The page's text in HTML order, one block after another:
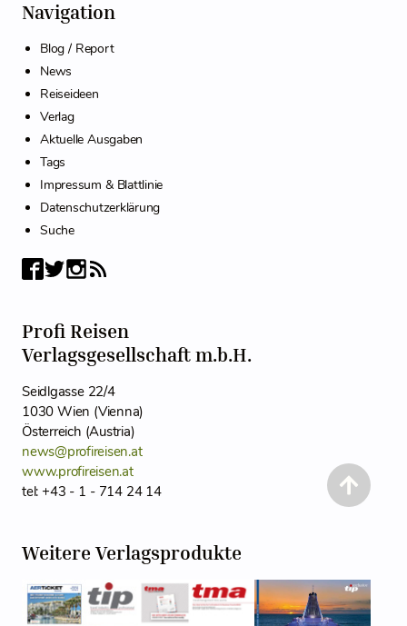
Navigation
Blog / Report
News
Reiseideen
Verlag
Aktuelle Ausgaben
Tags
Impressum & Blattlinie
Datenschutzerklärung
Suche
Profi Reisen
Verlagsgesellschaft m.b.H.
Seidlgasse 22/4
1030 Wien (Vienna)
Österreich (Austria)
news@profireisen.at
www.profireisen.at
tel: +43 - 1 - 714 24 14
Weitere Verlagsprodukte